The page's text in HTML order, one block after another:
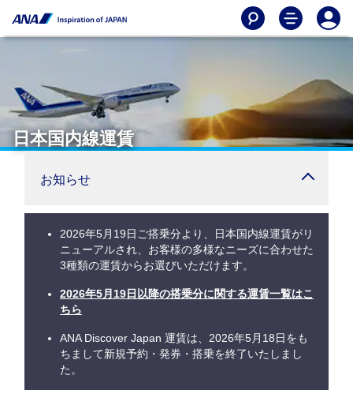
日本国内線運賃
お知らせ
2026年5月19日ご搭乗分より、日本国内線運賃がリ
ニューアルされ、お客様の多様なニーズに合わせた
3種類の運賃からお選びいただけます。
2026年5月19日以降の搭乗分に関する運賃一覧はこ
ちら
ANA Discover Japan 運賃は、2026年5月18日をも
ちまして新規予約・発券・搭乗を終了いたしまし
た。